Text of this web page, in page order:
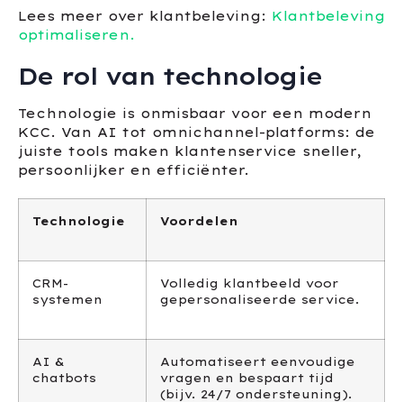
Lees meer over klantbeleving: Klantbeleving
optimaliseren.
De rol van technologie
Technologie is onmisbaar voor een modern
KCC. Van AI tot omnichannel-platforms: de
juiste tools maken klantenservice sneller,
persoonlijker en efficiënter.
Technologie Voordelen
CRM-
systemen
Volledig klantbeeld voor
gepersonaliseerde service.
AI &
chatbots
Automatiseert eenvoudige
vragen en bespaart tijd
(bijv. 24/7 ondersteuning).